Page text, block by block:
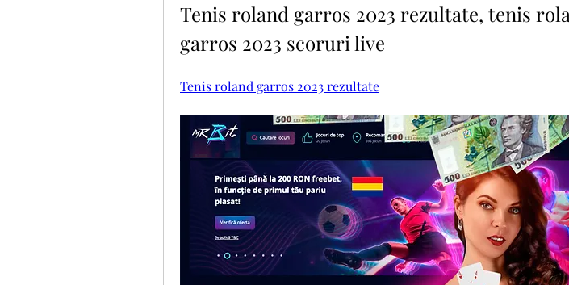
Tenis roland garros 2023 rezultate, tenis
garros 2023 scoruri live
Tenis roland garros 2023 rezultate